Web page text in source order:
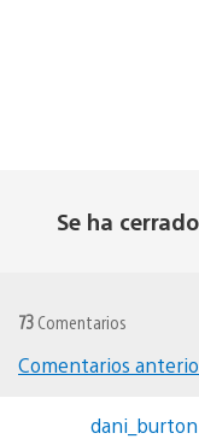
Se ha
73 Comentarios
Comentarios
dani_burton